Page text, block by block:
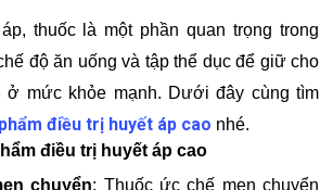
thuốc là một phần quan trọng trong
độ ăn uống và tập thể dục để giữ cho
ở mức khỏe mạnh. Dưới đây cùng tìm
điều trị huyết áp cao nhé.
điều trị huyết áp cao
chuyển: Thuốc ức chế men chuyển